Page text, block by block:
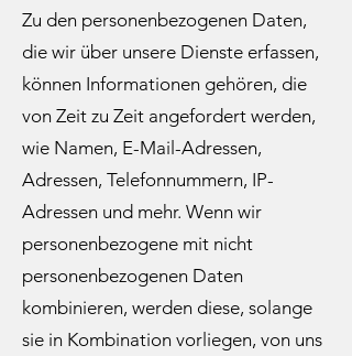
Zu den personenbezogenen Daten,
die wir über unsere Dienste erfassen,
können Informationen gehören, die
von Zeit zu Zeit angefordert werden,
wie Namen, E-Mail-Adressen,
Adressen, Telefonnummern, IP-
Adressen und mehr. Wenn wir
personenbezogene mit nicht
personenbezogenen Daten
kombinieren, werden diese, solange
sie in Kombination vorliegen, von uns